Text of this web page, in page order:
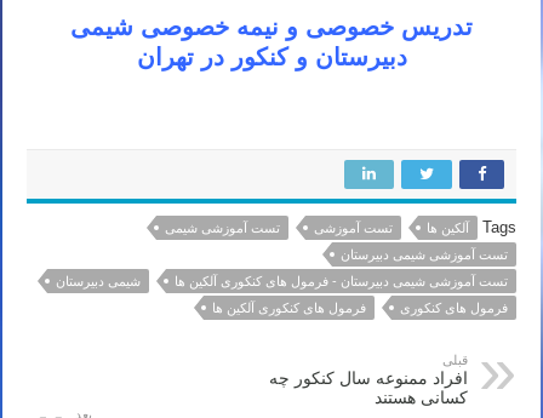
تدریس خصوصی و نیمه خصوصی شیمی
دبیرستان و کنکور در تهران
Tags آلکین ها تست آموزشی
تست آموزشی شیمی
تست آموزشی شیمی دبیرستان
تست آموزشی شیمی دبیرستان - فرمول های کنکوری آلکین ها
شیمی دبیرستان
فرمول های کنکوری
فرمول های کنکوری آلکین ها
قبلی
افراد ممنوعه سال کنکور چه
کسانی هستند
بعد